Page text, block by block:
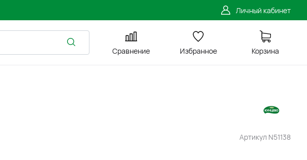
Личный кабинет
Сравнение Избранное Корзина
Артикул N51138